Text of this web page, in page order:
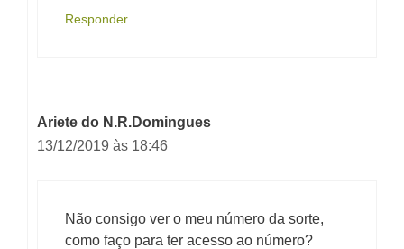
Responder
Ariete do N.R.Domingues
13/12/2019 às 18:46
Não consigo ver o meu número da sorte,
como faço para ter acesso ao número?